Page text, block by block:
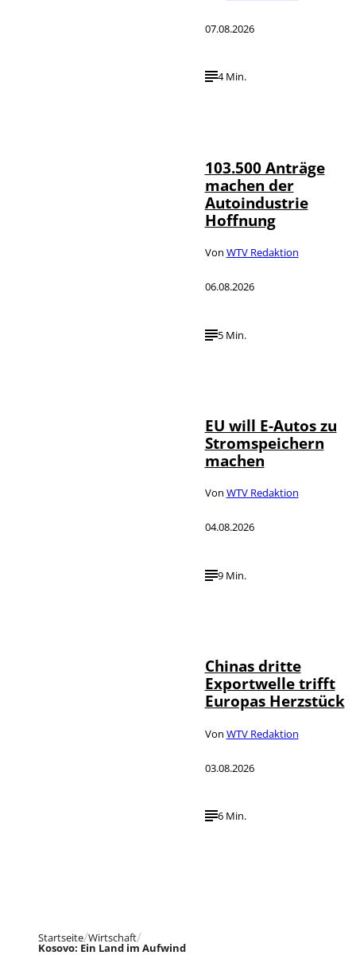
07.08.2026
4 Min.
103.500 Anträge
machen der
Autoindustrie
Hoffnung
Von WTV Redaktion
06.08.2026
5 Min.
EU will E-Autos zu
Stromspeichern
machen
Von WTV Redaktion
04.08.2026
9 Min.
Chinas dritte
Exportwelle trifft
Europas Herzstück
Von WTV Redaktion
03.08.2026
6 Min.
Startseite Wirtschaft
Kosovo: Ein Land im Aufwind